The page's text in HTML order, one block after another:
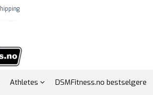
Athletes DSMFitness.no bestselgere